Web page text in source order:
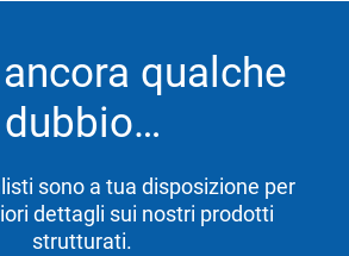
qualche
dubbio…
sono a tua disposizione per
dettagli sui nostri prodotti
strutturati.